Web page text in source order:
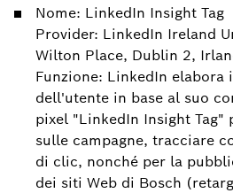
Nome: LinkedIn Insight Tag
Provider: LinkedIn Ireland
Wilton Place, Dublin 2,
Funzione: LinkedIn elabora
dell'utente in base al suo
pixel "LinkedIn Insight Tag"
sulle campagne, tracciare
di clic, nonché per la
dei siti Web di Bosch